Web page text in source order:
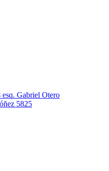
Gabriel Otero
5825